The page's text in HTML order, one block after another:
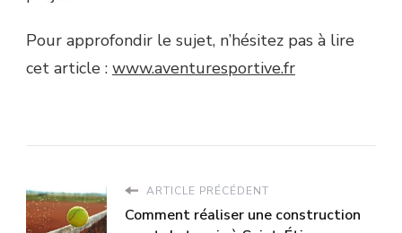
Pour approfondir le sujet, n’hésitez pas à lire
cet article : www.aventuresportive.fr
ARTICLE PRÉCÉDENT
Comment réaliser une construction